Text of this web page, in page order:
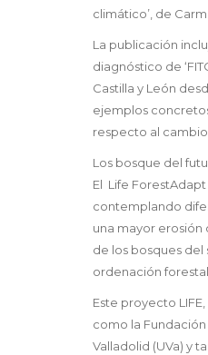
climático’, de
La publicación
diagnóstico de
Castilla y León
ejemplos
respecto al
Los bosque del
El Life
contemplando
una mayor erosión
de los bosques
ordenación
Este proyecto
como la Fundación
Valladolid (UVa) y